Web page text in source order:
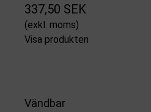
337,50 SEK
(exkl. moms)
Visa produkten
Vändbar